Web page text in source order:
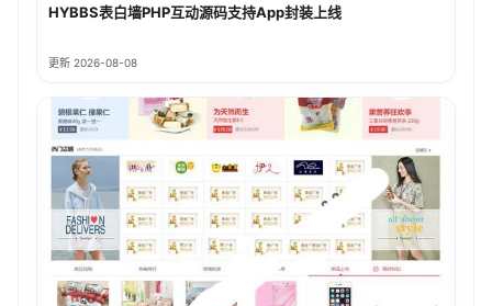
HYBBS表白墙PHP互动源码支持App封装上线
更新 2026-08-08